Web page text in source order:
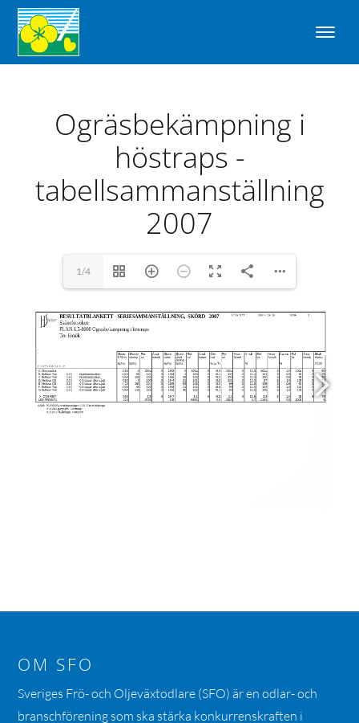
Ogräsbekämpning i
höstraps -
tabellsammanställning
2007
1/4
OM SFO
Sveriges Frö- och Oljeväxtodlare (SFO) är en odlar- och
branschförening som ska stärka konkurrenskraften i